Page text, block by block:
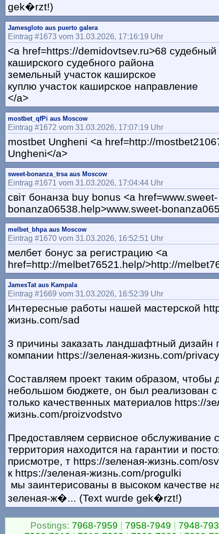
gek�rzt!)
Jamesgloto aus puerto galera
Eintrag #1673 vom 31.03.2026, 17:16:19 Uhr
<a href=https://demidovtsev.ru>68 судебный
каширского судебного района
земельный участок каширское
куплю участок каширское направление
</a>
mostbet_qfPi aus Moscow
Eintrag #1672 vom 31.03.2026, 17:07:19 Uhr
mostbet Ungheni <a href=http://
Ungheni</a>
sweet-bonanza_trsa aus Moscow
Eintrag #1671 vom 31.03.2026, 17:04:44 Uhr
світ бонанза buy bonus <a href=www.sweet-
bonanza06538.help>www.sweet-
melbet_bhpa aus Moscow
Eintrag #1670 vom 31.03.2026, 16:52:51 Uhr
мелбет бонус за регистрацию <a
href=http://melbet76521.help/>http://
JamesTat aus Kampala
Eintrag #1669 vom 31.03.2026, 16:52:39 Uhr
Интересные работы нашей мастерской
жизнь.com/sad
3 причины заказать ландшафтный дизайн
компании https://зеленая-жизнь.com/privacy
Составляем проект таким образом, чтобы
небольшом бюджете, он был реализован с
только качественных материалов https://
жизнь.com/proizvodstvo
Предоставляем сервисное обслуживание
территория находится на гарантии и
присмотре, т https://зеленая-жизнь.com/
к https://зеленая-жизнь.com/progulki
мы заинтерисованы в высоком качестве
зеленая-ж�... (Text wurde gek�rzt!)
Postings: 7968-7959 7958-7949
7948-